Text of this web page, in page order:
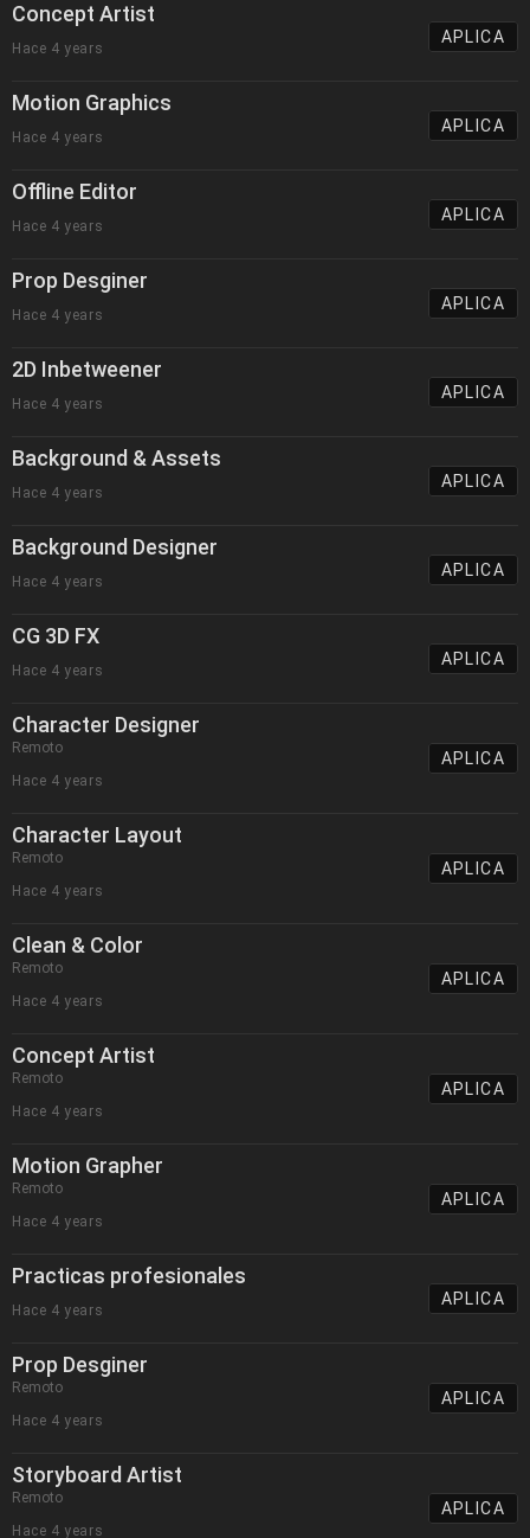
Concept Artist
Hace 4 years
APLICA
Motion Graphics
Hace 4 years
APLICA
Offline Editor
Hace 4 years
APLICA
Prop Desginer
Hace 4 years
APLICA
2D Inbetweener
Hace 4 years
APLICA
Background & Assets
Hace 4 years
APLICA
Background Designer
Hace 4 years
APLICA
CG 3D FX
Hace 4 years
APLICA
Character Designer
Remoto
Hace 4 years
APLICA
Character Layout
Remoto
Hace 4 years
APLICA
Clean & Color
Remoto
Hace 4 years
APLICA
Concept Artist
Remoto
Hace 4 years
APLICA
Motion Grapher
Remoto
Hace 4 years
APLICA
Practicas profesionales
Hace 4 years
APLICA
Prop Desginer
Remoto
Hace 4 years
APLICA
Storyboard Artist
Remoto
Hace 4 years
APLICA